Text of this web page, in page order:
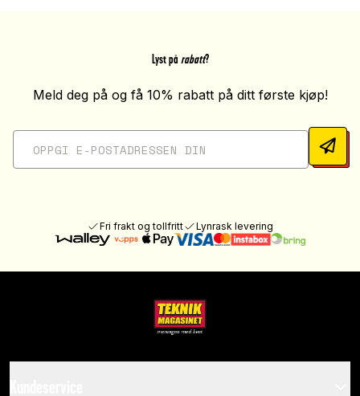
Lyst på rabatt?
Meld deg på og få 10% rabatt på ditt første kjøp!
Fri frakt og tollfritt Lynrask levering